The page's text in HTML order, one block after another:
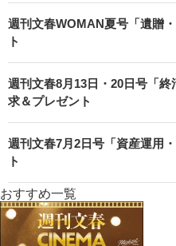
週刊文春WOMAN夏号「遺贈
ト
週刊文春8月13日・20日号「
求＆プレゼント
週刊文春7月2日号「資産運用
ト
おすすめ一覧